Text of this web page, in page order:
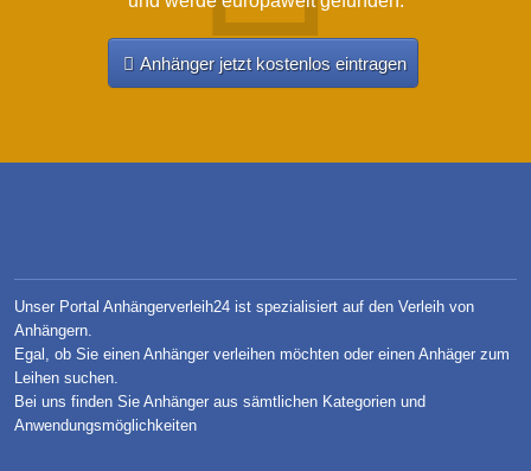
Anhänger jetzt kostenlos eintragen
Unser Portal Anhängerverleih24 ist spezialisiert auf den Verleih von
Anhängern.
Egal, ob Sie einen Anhänger verleihen möchten oder einen Anhäger zum
Leihen suchen.
Bei uns finden Sie Anhänger aus sämtlichen Kategorien und
Anwendungsmöglichkeiten